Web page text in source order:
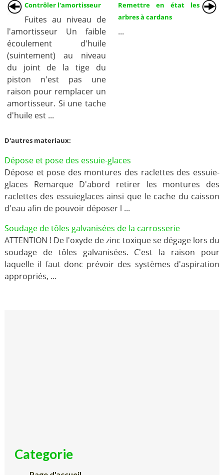
Contrôler l'amortisseur
Fuites au niveau de
l'amortisseur Un faible
écoulement d'huile
(suintement) au niveau
du joint de la tige du
piston n'est pas une
raison pour remplacer un
amortisseur. Si une tache
d'huile est ...
Remettre en état les
arbres à cardans
...
D'autres materiaux:
Dépose et pose des essuie-glaces
Dépose et pose des montures des raclettes des essuie-
glaces Remarque D'abord retirer les montures des
raclettes des essuieglaces ainsi que le cache du caisson
d'eau afin de pouvoir déposer l ...
Soudage de tôles galvanisées de la carrosserie
ATTENTION ! De l'oxyde de zinc toxique se dégage lors du
soudage de tôles galvanisées. C'est la raison pour
laquelle il faut donc prévoir des systèmes d'aspiration
appropriés, ...
Categorie